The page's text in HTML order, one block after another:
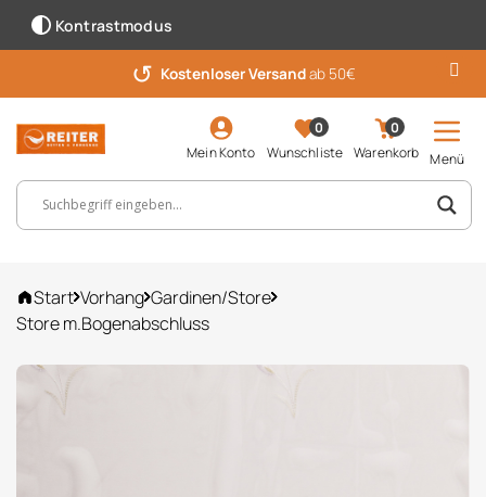
Kontrastmodus
↺ Kostenloser Versandab 50€
Mein Konto
0
Wunschliste
0
Warenkorb
Menü
Suchbegriff, Artikelnummer ...
Start Vorhang Gardinen/Store
Store m.Bogenabschluss